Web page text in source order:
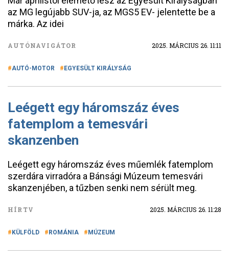
az MG legújabb SUV-ja, az MGS5 EV- jelentette be a
márka. Az idei
AUTÓNAVIGÁTOR 2025. MÁRCIUS 26. 11:11
AUTÓ-MOTOR EGYESÜLT KIRÁLYSÁG
Leégett egy háromszáz éves
fatemplom a temesvári
skanzenben
Leégett egy háromszáz éves műemlék fatemplom
szerdára virradóra a Bánsági Múzeum temesvári
skanzenjében, a tűzben senki nem sérült meg.
HÍRTV 2025. MÁRCIUS 26. 11:28
KÜLFÖLD ROMÁNIA MÚZEUM